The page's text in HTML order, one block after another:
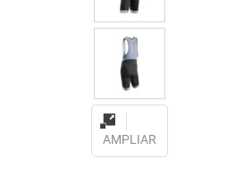
AMPLIAR